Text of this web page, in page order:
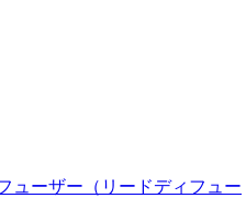
ューザー（リードディフュー